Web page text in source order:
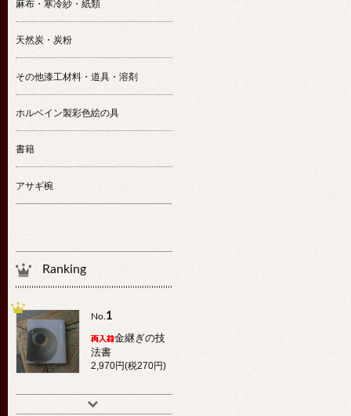
麻布・寒冷紗・紙類
天然炭・炭粉
その他漆工材料・道具・溶剤
ホルベイン製彩色絵の具
書籍
アサギ椀
Ranking
No.1
金継ぎの技
法書
2,970円(税270円)